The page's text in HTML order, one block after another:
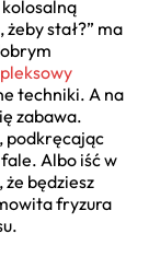
stał?” ma
techniki. A na
zabawa.
podkręcając
Albo iść w
będziesz
fryzura